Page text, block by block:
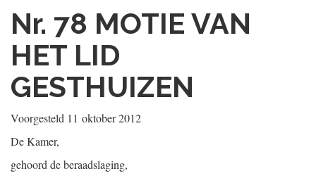
Nr. 78 MOTIE VAN
HET LID
GESTHUIZEN
Voorgesteld 11 oktober 2012
De Kamer,
gehoord de beraadslaging,